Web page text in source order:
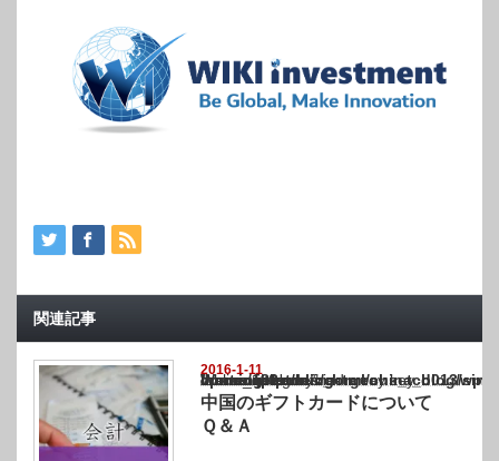
関連記事
2016-1-11
Warning
: Undefined array key "show_category" in
/home/netst/kuno-cpa.co.jp/public_html/china_blog/wp-content/themes/
on line183
中国のギフトカードについて
Ｑ＆Ａ